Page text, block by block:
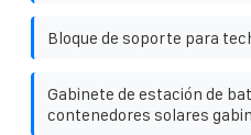
Bloque de soporte para
Gabinete de estación de
contenedores solares